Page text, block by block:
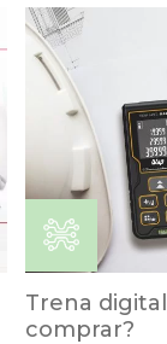
Trena
comprar?